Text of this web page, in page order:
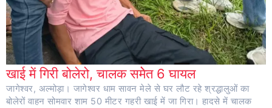
खाई में गिरी बोलेरो, चालक समेेत 6 घायल
जागेश्वर, अल्मोड़ा। जागेश्वर धाम सावन मेले से घर लौट रहे श्रद्धालुओं का
बोलेरों वाहन सोमवार शाम 50 मीटर गहरी खाई में जा गिरा। हादसे में चालक